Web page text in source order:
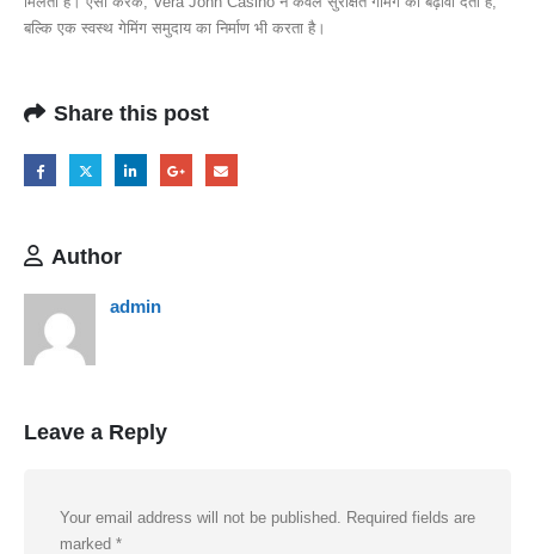
बल्कि एक स्वस्थ गेमिंग समुदाय का निर्माण भी करता है।
Share this post
Author
admin
Leave a Reply
Your email address will not be published. Required fields are
marked *